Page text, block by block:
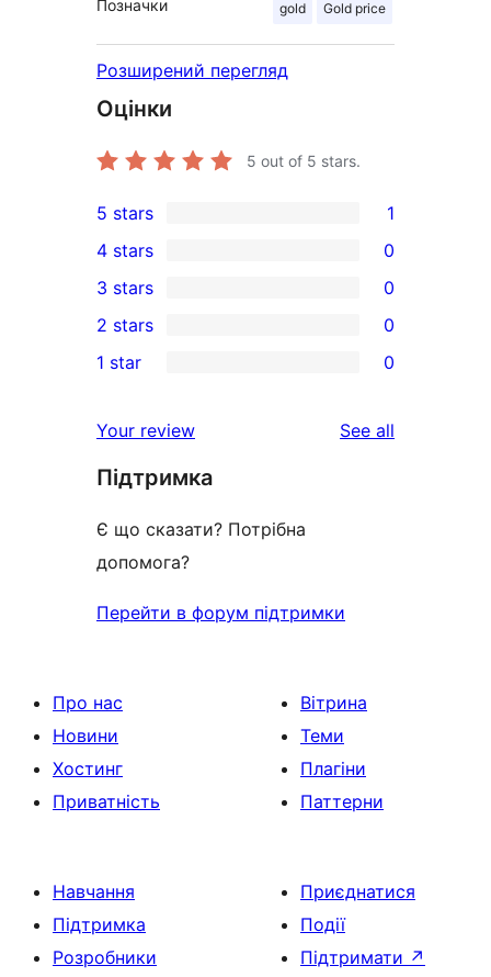
Позначки gold Gold price
Розширений перегляд
Оцінки
5 out of 5 stars.
1
5-
star
review
5 stars 1
4-
star
reviews
4 stars 0
0
3-
star
3 stars 0
2-
reviews
2 stars 0
star
reviews
1 star 0
Your review See all
Підтримка
Є що сказати? Потрібна
допомога?
Перейти в форум підтримки
Про нас
Новини
Хостинг
Приватність
Вітрина
Теми
Плагіни
Паттерни
Навчання
Підтримка
Розробники
Приєднатися
Події
Підтримати ↗